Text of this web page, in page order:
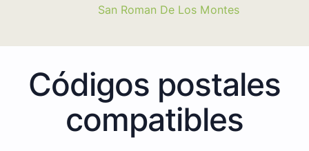
San Roman De Los Montes
Códigos postales
compatibles